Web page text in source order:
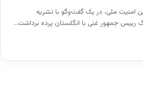
امنیت ملی، در یک گفت‌و‌گو با نشریه
رییس جمهور غنی با انگلستان پرده برداشت…